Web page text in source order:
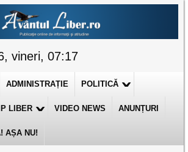
vineri, 07:17
ADMINISTRAȚIE POLITICĂ
LIBER VIDEO NEWS ANUNȚURI
AȘA NU!